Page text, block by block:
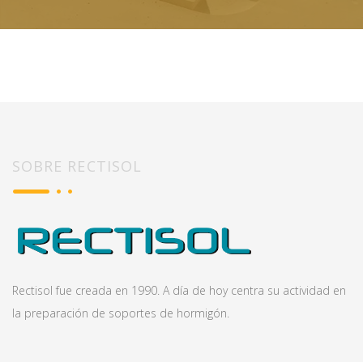
SOBRE RECTISOL
Rectisol fue creada en 1990. A día de hoy centra su actividad en
la preparación de soportes de hormigón.